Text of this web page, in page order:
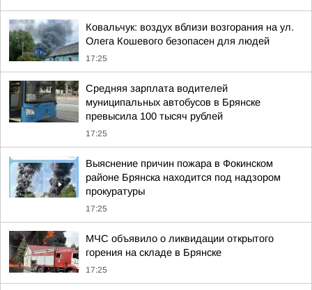
Ковальчук: воздух вблизи возгорания на ул.
Олега Кошевого безопасен для людей
17:25
Средняя зарплата водителей
муниципальных автобусов в Брянске
превысила 100 тысяч рублей
17:25
Выяснение причин пожара в Фокинском
районе Брянска находится под надзором
прокуратуры
17:25
МЧС объявило о ликвидации открытого
горения на складе в Брянске
17:25